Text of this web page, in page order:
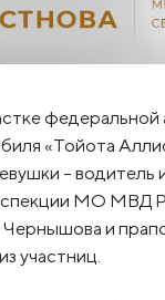
«Тойота
–
МО МВД
и
участниц.